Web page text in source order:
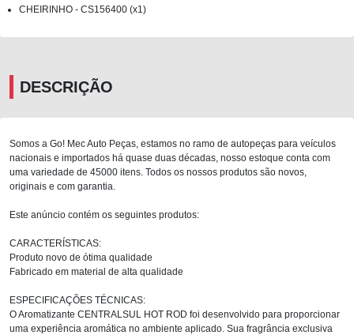
CHEIRINHO - CS156400 (x1)
DESCRIÇÃO
Somos a Go! Mec Auto Peças, estamos no ramo de autopeças para veículos
nacionais e importados há quase duas décadas, nosso estoque conta com
uma variedade de 45000 itens. Todos os nossos produtos são novos,
originais e com garantia.
Este anúncio contém os seguintes produtos:
CARACTERÍSTICAS:
Produto novo de ótima qualidade
Fabricado em material de alta qualidade
ESPECIFICAÇÕES TÉCNICAS:
O Aromatizante CENTRALSUL HOT ROD foi desenvolvido para proporcionar
uma experiência aromática no ambiente aplicado. Sua fragrância exclusiva